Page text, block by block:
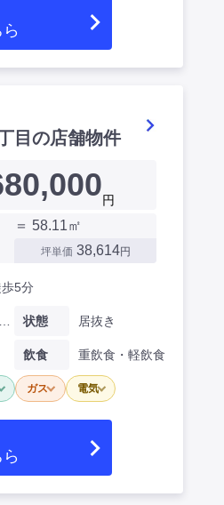
目の店舗物件
円
＝ 58.11㎡
坪単価 38,614円
5分
状態 居抜き
飲食 重飲食・軽飲食
ガス 電気